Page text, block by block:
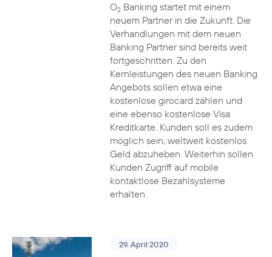
O2Banking startet mit einem
neuem Partner in die Zukunft. Die
Verhandlungen mit dem neuen
Banking Partner sind bereits weit
fortgeschritten. Zu den
Kernleistungen des neuen Banking
Angebots sollen etwa eine
kostenlose girocard zählen und
eine ebenso kostenlose Visa
Kreditkarte. Kunden soll es zudem
möglich sein, weltweit kostenlos
Geld abzuheben. Weiterhin sollen
Kunden Zugriff auf mobile
kontaktlose Bezahlsysteme
erhalten.
29. April 2020